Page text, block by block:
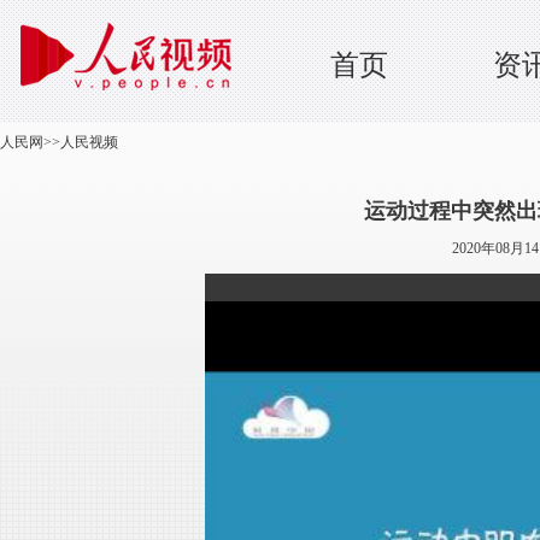
首页 资
人民网>> 人民视频
运动过程中突然
2020年08月